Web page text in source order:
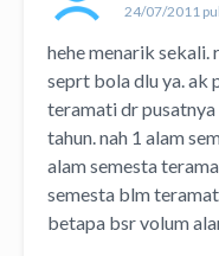
24/07/2011
hehe menarik sekali.
seprt bola dlu ya. ak
teramati dr
tahun. nah 1 alam
alam semesta
semesta blm
betapa bsr volum